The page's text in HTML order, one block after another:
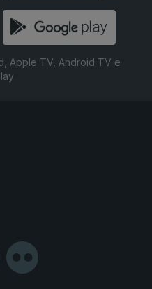
Apple TV, Android TV e